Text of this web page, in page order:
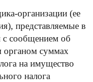
организации (ее
представляемые в
с сообщением об
органом суммах
на имущество
налога